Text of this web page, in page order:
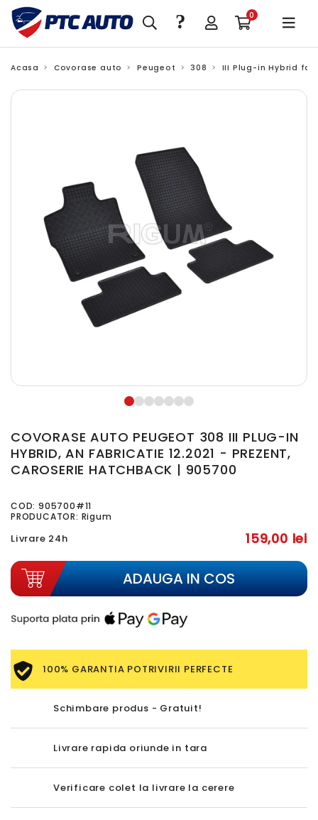
0
?
Acasa Covorase auto Peugeot 308 III Plug-in Hybrid
COVORASE AUTO PEUGEOT 308 III PLUG-IN
HYBRID, AN FABRICATIE 12.2021 - PREZENT,
CAROSERIE HATCHBACK | 905700
COD: 905700#11
PRODUCATOR: Rigum
Livrare 24h 159,00 lei
ADAUGA IN COS
100% GARANTIA POTRIVIRII PERFECTE
Schimbare produs - Gratuit!
Livrare rapida oriunde in tara
Verificare colet la livrare la cerere